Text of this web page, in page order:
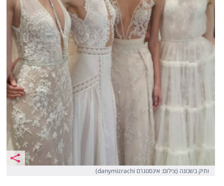
ותיק בשכונה (צילום: אינסטגרם danymizrachi)